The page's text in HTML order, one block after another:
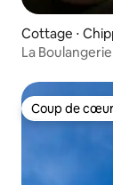
Cottage ⋅
La Boulangerie
Coup de
Coup de